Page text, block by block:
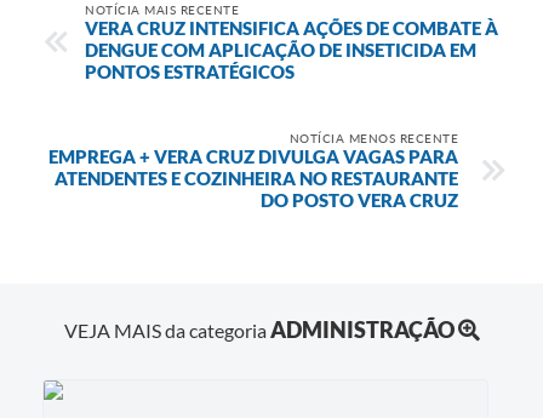
NOTÍCIA MAIS RECENTE
VERA CRUZ INTENSIFICA AÇÕES DE COMBATE À
DENGUE COM APLICAÇÃO DE INSETICIDA EM
PONTOS ESTRATÉGICOS
NOTÍCIA MENOS RECENTE
EMPREGA + VERA CRUZ DIVULGA VAGAS PARA
ATENDENTES E COZINHEIRA NO RESTAURANTE
DO POSTO VERA CRUZ
VEJA MAIS da categoriaADMINISTRAÇÃO